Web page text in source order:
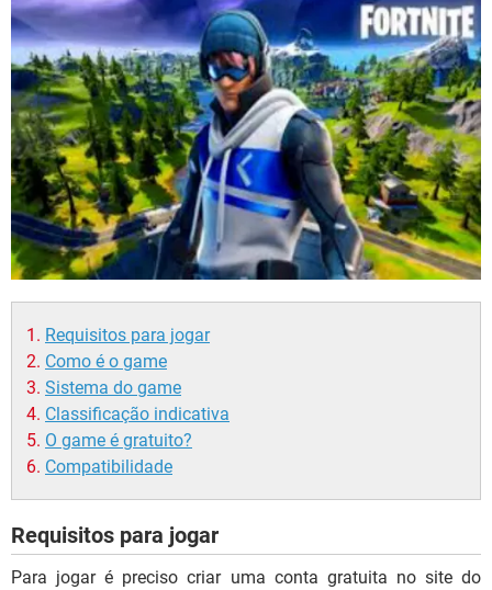
Requisitos para jogar
Como é o game
Sistema do game
Classificação indicativa
O game é gratuito?
Compatibilidade
Requisitos para jogar
Para jogar é preciso criar uma conta gratuita no site do